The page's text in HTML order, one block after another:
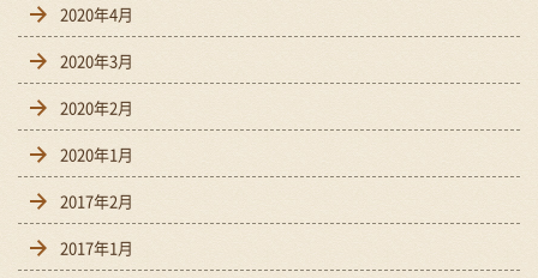
2020年4月
2020年3月
2020年2月
2020年1月
2017年2月
2017年1月